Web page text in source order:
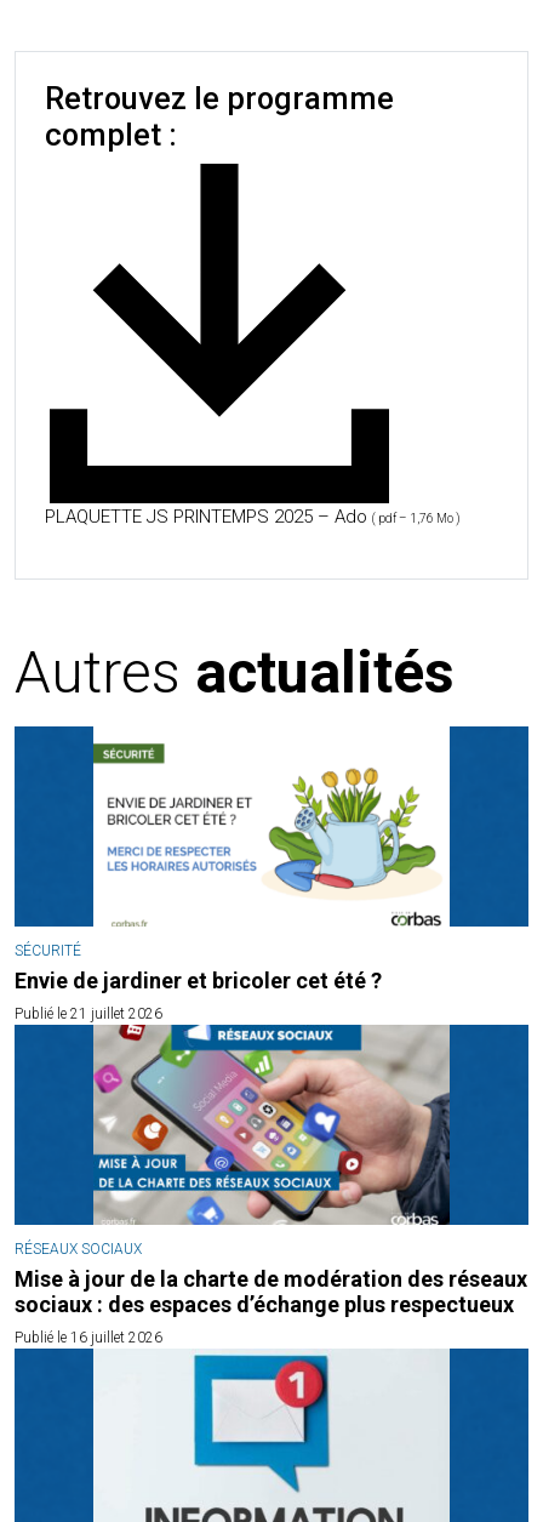
Retrouvez le programme
complet :
PLAQUETTE JS PRINTEMPS 2025 – Ado ( pdf – 1,76 Mo )
Autres actualités
SÉCURITÉ
Envie de jardiner et bricoler cet été ?
Publié le 21 juillet 2026
RÉSEAUX SOCIAUX
Mise à jour de la charte de modération des réseaux
sociaux : des espaces d’échange plus respectueux
Publié le 16 juillet 2026